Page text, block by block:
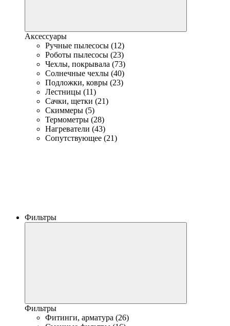
Аксессуары
Ручные пылесосы (12)
Роботы пылесосы (23)
Чехлы, покрывала (73)
Солнечные чехлы (40)
Подложки, ковры (23)
Лестницы (11)
Сачки, щетки (21)
Скиммеры (5)
Термометры (28)
Нагреватели (43)
Сопутствующее (21)
Фильтры
Фильтры
Фитинги, арматура (26)